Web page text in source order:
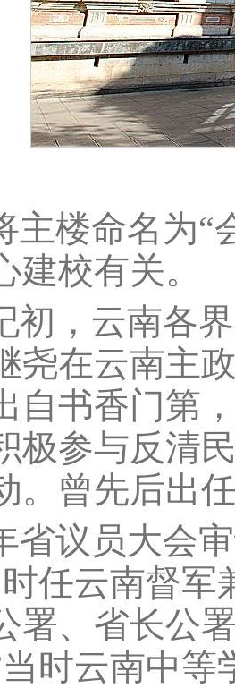
主楼命名为“
建校有关。
初，云南各
尧在云南主
自书香门第
极参与反清
。曾先后出
省议员大会
任云南督
署、省长公
时云南中等